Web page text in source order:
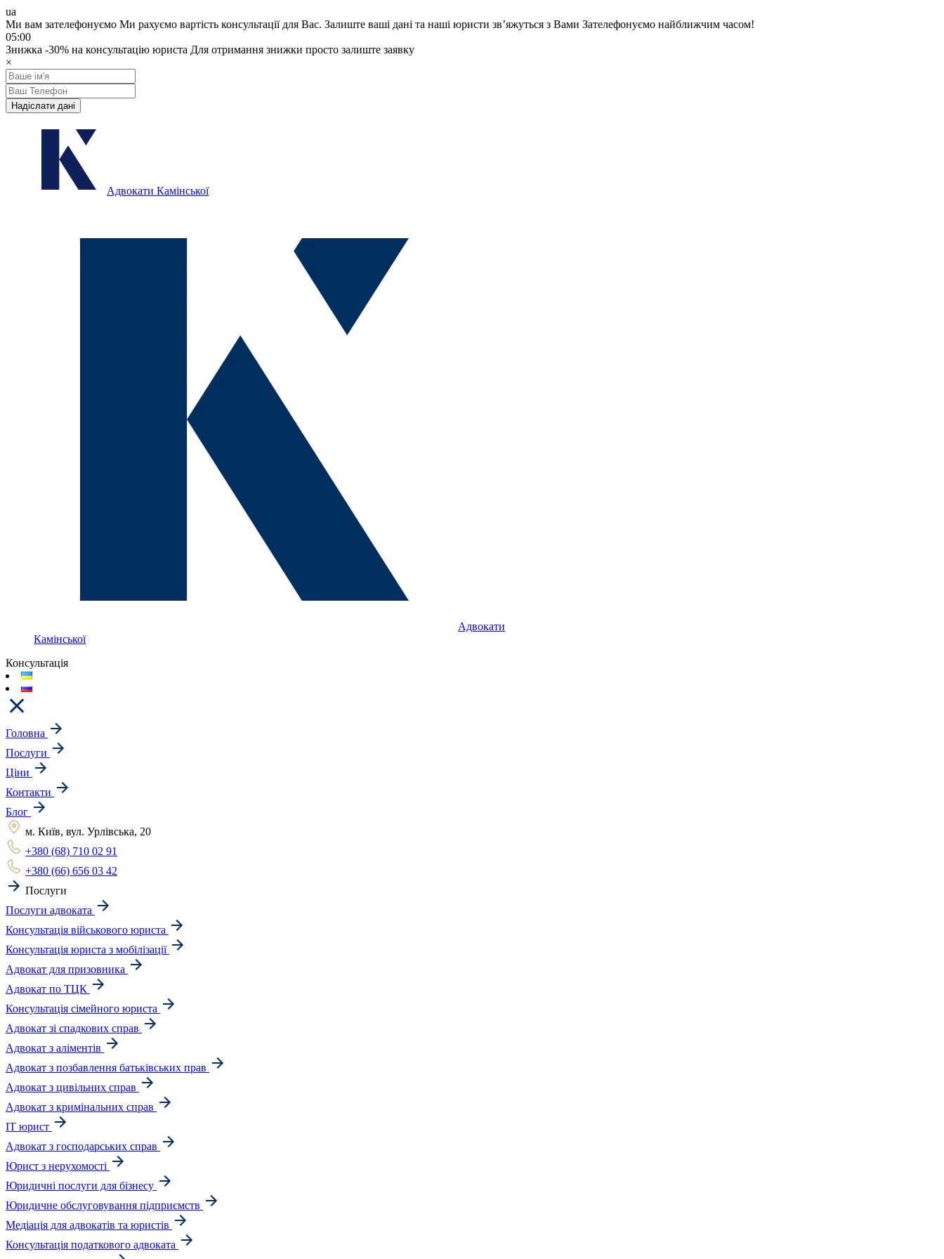
ua
Ми вам зателефонуємо Ми рахуємо вартість консультації для Вас. Залиште ваші дані та наші юристи звʼяжуться з Вами Зателефонуємо найближчим часом!
05:00
Знижка -30% на консультацію юриста Для отримання знижки просто залиште заявку
×
Надіслати дані
Адвокати Камінської
Адвокати
Камінської
Консультація
Головна
Послуги
Ціни
Контакти
Блог
м. Київ, вул. Урлівська, 20
+380 (68) 710 02 91
+380 (66) 656 03 42
Послуги
Послуги адвоката
Консультація військового юриста
Консультація юриста з мобілізації
Адвокат для призовника
Адвокат по ТЦК
Консультація сімейного юриста
Адвокат зі спадкових справ
Адвокат з аліментів
Адвокат з позбавлення батьківських прав
Адвокат з цивільних справ
Адвокат з кримінальних справ
IT юрист
Адвокат з господарських справ
Юрист з нерухомості
Юридичні послуги для бізнесу
Юридичне обслуговування підприємств
Медіація для адвокатів та юристів
Консультація податкового адвоката